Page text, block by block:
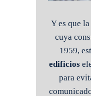
Y es que
cuya
1959,
edificios
para